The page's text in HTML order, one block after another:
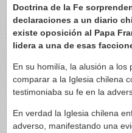
Doctrina de la Fe
declaraciones a un diario
existe oposición al Papa
lidera a una de esas
En su homilía, la alusión a los
comparar a la Iglesia chilena
testimoniaba su fe en la
En verdad la Iglesia chilena
adverso, manifestando una